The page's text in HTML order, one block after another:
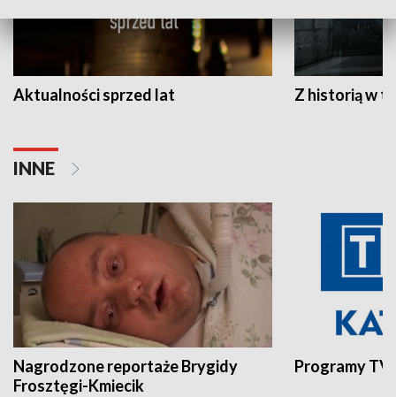
Aktualności sprzed lat Z historią w
INNE
Nagrodzone reportaże Brygidy
Frosztęgi-Kmiecik
Programy